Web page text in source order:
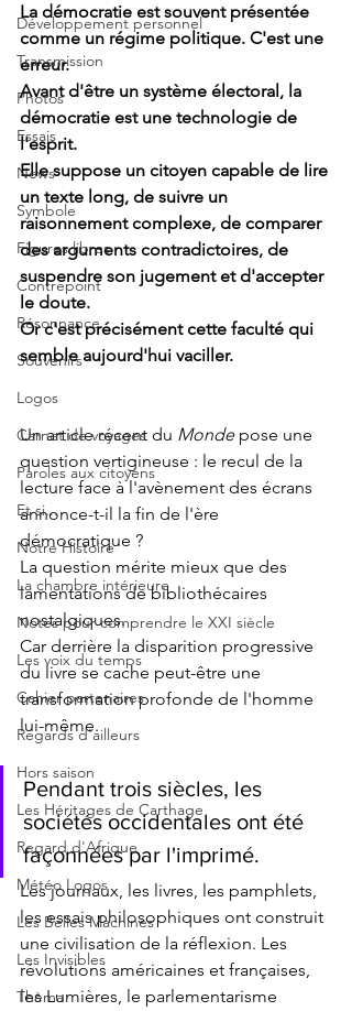
Développement personnel
Transmission
Photos
Essais
News
Symbole
Figures libres
Contrepoint
Résonnance
Souvenirs
Logos
Carnet de voyages
Paroles aux citoyens
Et si...
Notre Histoire
La chambre intérieure
Notes pour comprendre le XXI siècle
Les voix du temps
Cahier partenaires
Regards d'ailleurs
Hors saison
Les Héritages de Carthage
Regard d'Afrique
Météo Logos
Les Belles Machines
Les Invisibles
Thèma
La démocratie est souvent présentée
comme un régime politique. C'est une
erreur.
Avant d'être un système électoral, la
démocratie est une technologie de
l'esprit.
Elle suppose un citoyen capable de lire
un texte long, de suivre un
raisonnement complexe, de comparer
des arguments contradictoires, de
suspendre son jugement et d'accepter
le doute.
Or c'est précisément cette faculté qui
semble aujourd'hui vaciller.
Un article récent du Monde pose une
question vertigineuse : le recul de la
lecture face à l'avènement des écrans
annonce-t-il la fin de l'ère
démocratique ?
La question mérite mieux que des
lamentations de bibliothécaires
nostalgiques.
Car derrière la disparition progressive
du livre se cache peut-être une
transformation profonde de l'homme
lui-même.
Pendant trois siècles, les
sociétés occidentales ont été
façonnées par l'imprimé.
Les journaux, les livres, les pamphlets,
les essais philosophiques ont construit
une civilisation de la réflexion. Les
révolutions américaines et françaises,
les Lumières, le parlementarisme